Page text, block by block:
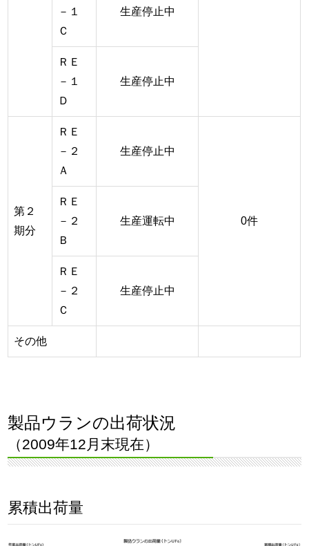
－１
Ｃ
生産停止中
ＲＥ
－１
Ｄ
生産停止中
第２
期分
ＲＥ
－２
Ａ
生産停止中
0件
ＲＥ
－２
Ｂ
生産運転中
ＲＥ
－２
Ｃ
生産停止中
その他
製品ウランの出荷状況
（2009年12月末現在）
累積出荷量